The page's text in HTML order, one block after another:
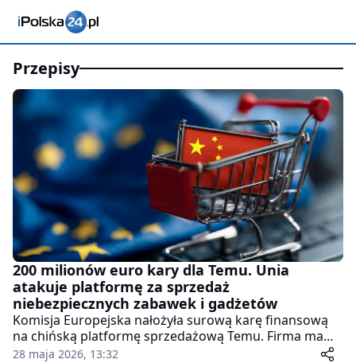
przepisy
200 milionów euro kary dla Temu. Unia
atakuje platformę za sprzedaż
niebezpiecznych zabawek i gadżetów
Komisja Europejska nałożyła surową karę finansową
na chińską platformę sprzedażową Temu. Firma ma
zapłacić 200 milionów euro za liczne naruszenia
28 maja 2026, 13:32